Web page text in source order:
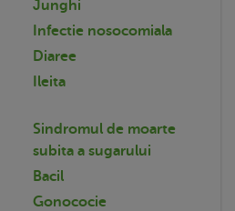
Junghi
Infectie nosocomiala
Diaree
Ileita
Sindromul de moarte
subita a sugarului
Bacil
Gonococie